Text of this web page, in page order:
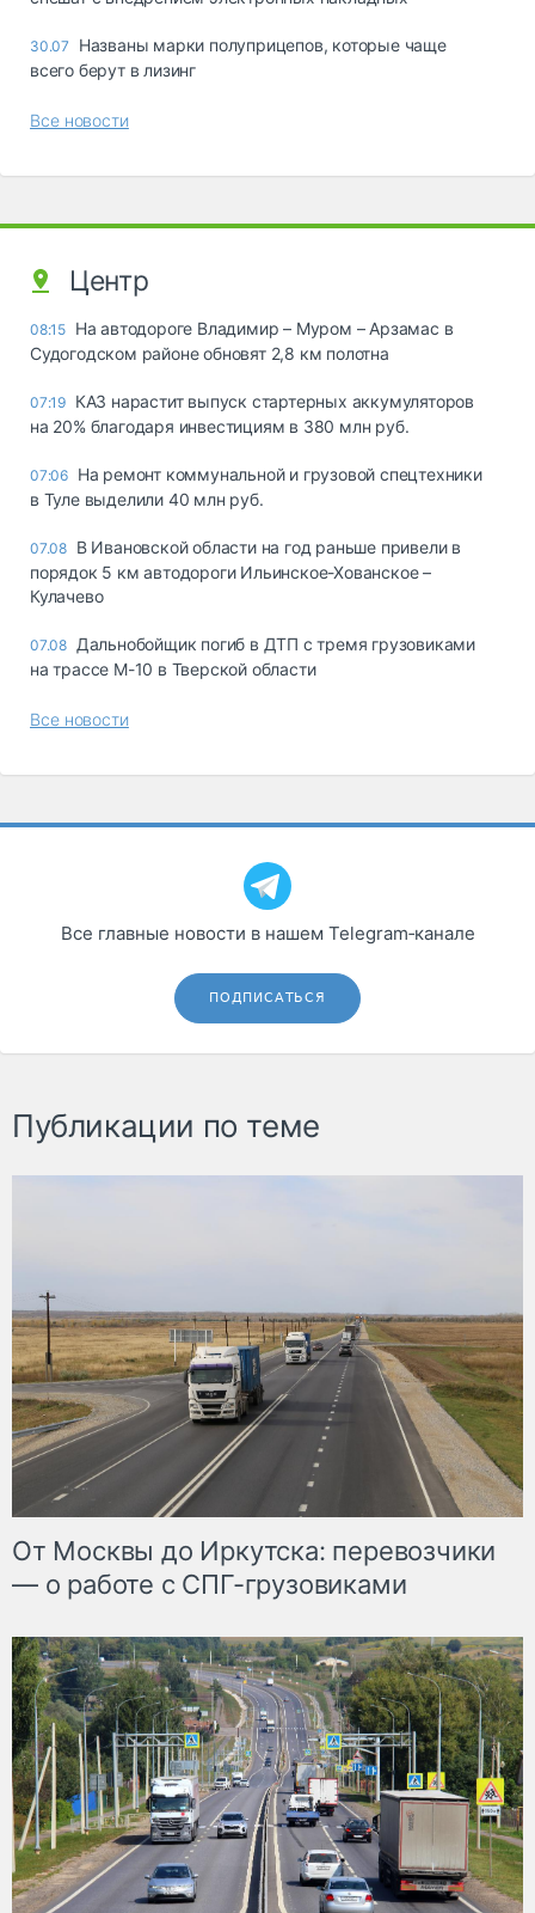
30.07
Названы марки полуприцепов, которые чаще
всего берут в лизинг
Все новости
Центр
08:15 На автодороге Владимир – Муром – Арзамас в
Судогодском районе обновят 2,8 км полотна
07:19 КАЗ нарастит выпуск стартерных аккумуляторов
на 20% благодаря инвестициям в 380 млн руб.
07:06 На ремонт коммунальной и грузовой спецтехники
в Туле выделили 40 млн руб.
07.08 В Ивановской области на год раньше привели в
порядок 5 км автодороги Ильинское-Хованское –
Кулачево
07.08 Дальнобойщик погиб в ДТП с тремя грузовиками
на трассе М-10 в Тверской области
Все новости
Все главные новости в нашем Telegram‑канале
ПОДПИСАТЬСЯ
Публикации по теме
От Москвы до Иркутска: перевозчики
— о работе с СПГ-грузовиками